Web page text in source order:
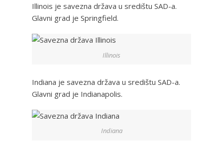
Illinois je savezna država u središtu SAD-a.
Glavni grad je Springfield.
Illinois
Indiana je savezna država u središtu SAD-a.
Glavni grad je Indianapolis.
Indiana